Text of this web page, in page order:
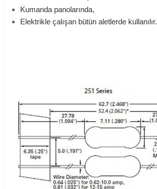
Kumanda panolarında,
Elektrikle çalışan bütün aletlerde kullanılır.